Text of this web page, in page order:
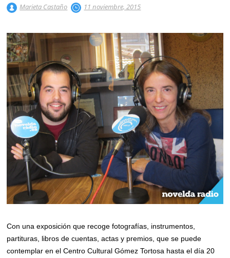
Marieta Castaño 11 noviembre, 2015
Con una exposición que recoge fotografías, instrumentos,
partituras, libros de cuentas, actas y premios, que se puede
contemplar en el Centro Cultural Gómez Tortosa hasta el día 20